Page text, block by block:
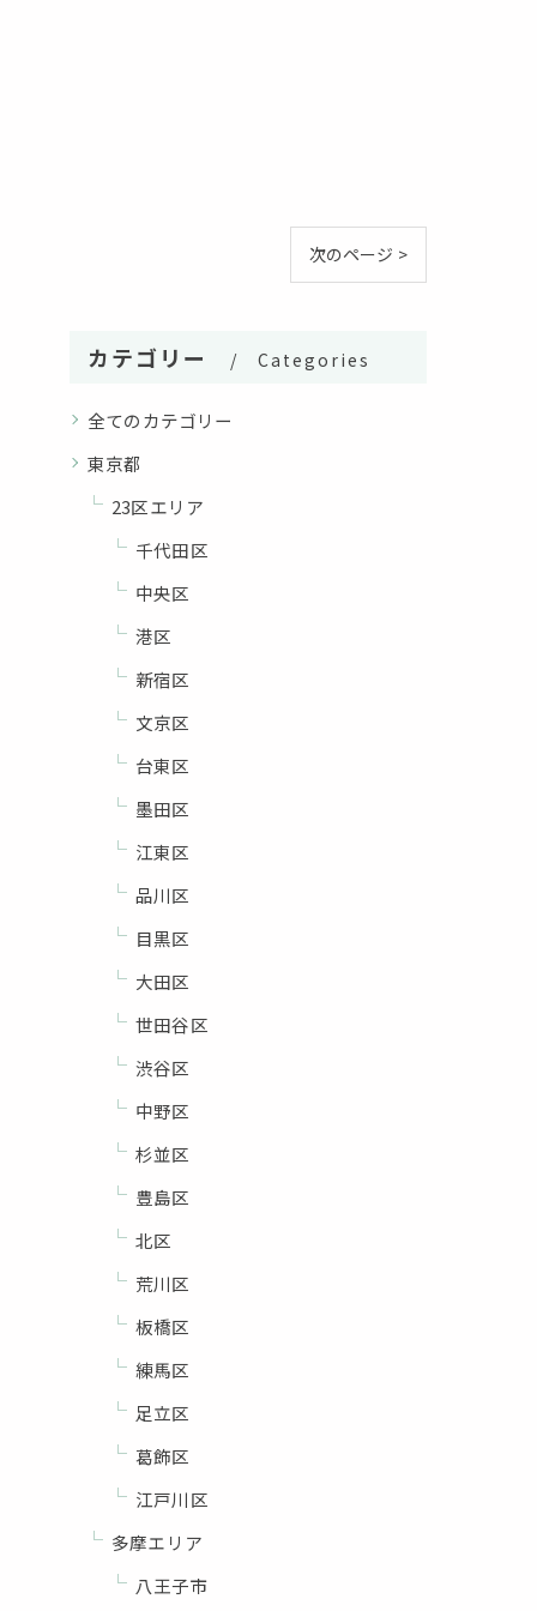
次のページ >
カテゴリー Categories
全てのカテゴリー
東京都
23区エリア
千代田区
中央区
港区
新宿区
文京区
台東区
墨田区
江東区
品川区
目黒区
大田区
世田谷区
渋谷区
中野区
杉並区
豊島区
北区
荒川区
板橋区
練馬区
足立区
葛飾区
江戸川区
多摩エリア
八王子市